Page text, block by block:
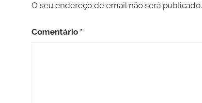
O seu endereço de email não será publicado.
Comentário *